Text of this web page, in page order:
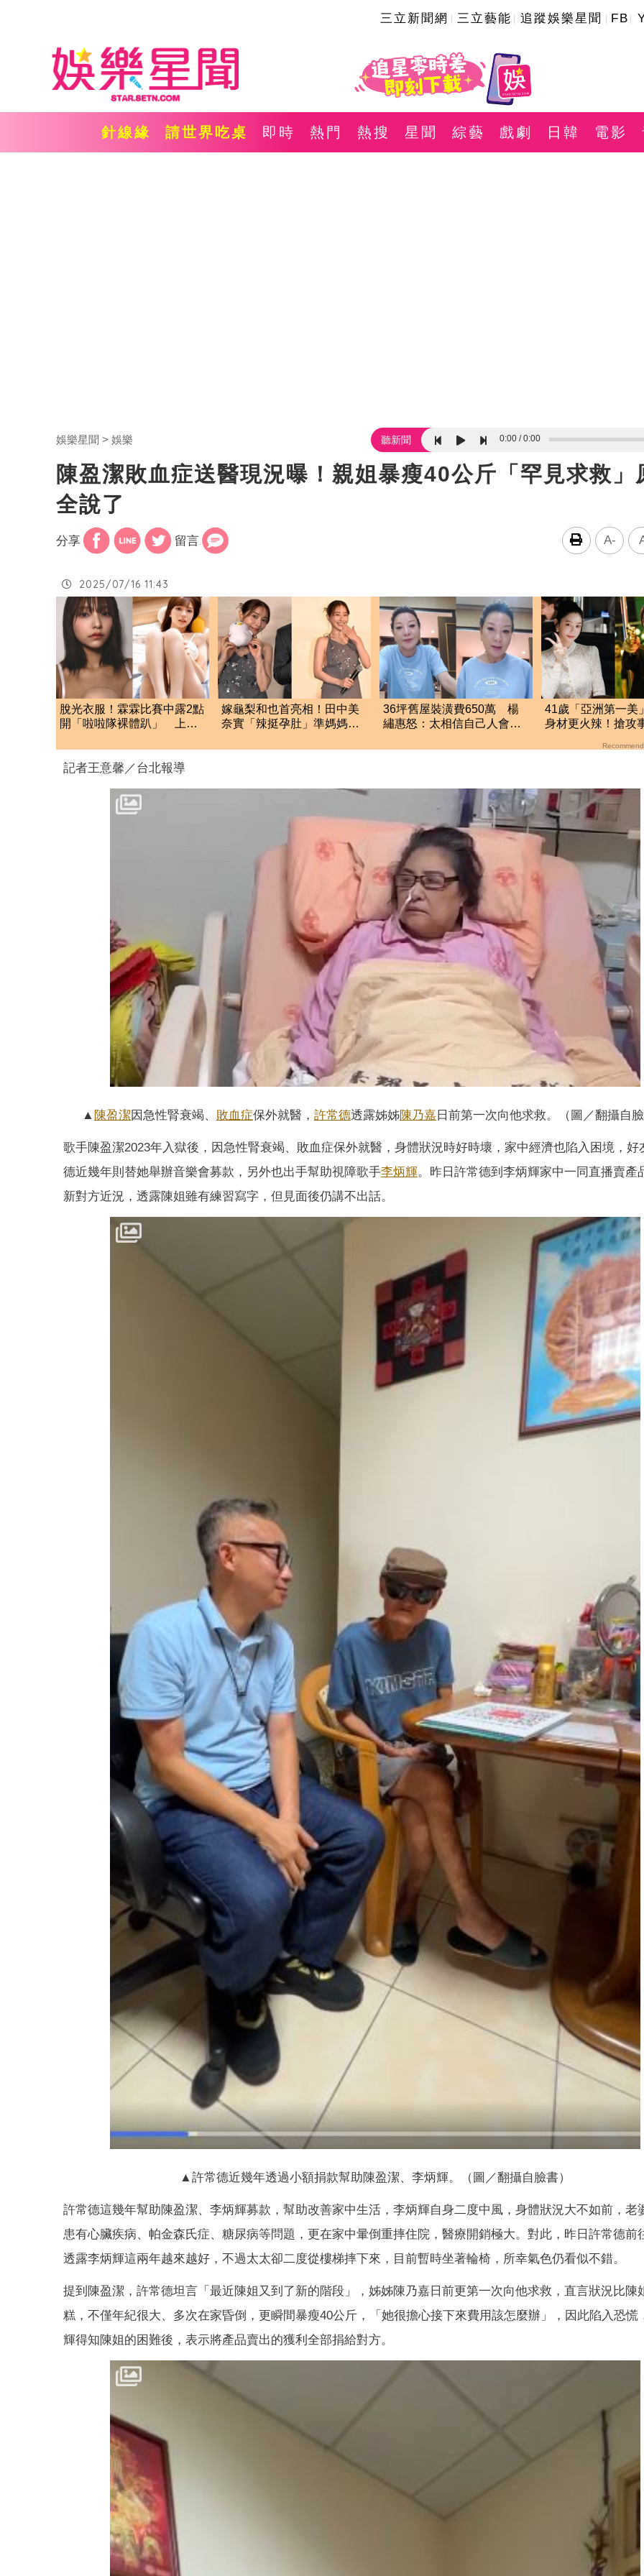
三立新聞網 三立藝能 追蹤娛樂星聞 FB
針線緣 請世界吃桌 即時 熱門 熱搜 星聞 綜藝 戲劇 日韓 電影
娛樂星聞 娛樂 聽新聞 0:00 0:00
陳盈潔敗血症送醫現況曝！親姐暴瘦40公斤「罕見求救」
全說了
分享 留言 A-
2025/07/16 11:43
脫光衣服！霖霖比賽中露2點
開「啦啦隊裸體趴」 上空
嫁龜梨和也首亮相！田中美
奈實「辣挺孕肚」準媽媽被
36坪舊屋裝潢費650萬 楊
繡惠怒：太相信自己人會被
41歲「亞洲第一美
身材更火辣！搶攻
記者王意馨／台北報導
▲ 陳盈潔因急性腎衰竭、 敗血症保外就醫， 許常德透露姊姊陳乃嘉 日前第一次向他求救。（圖／翻攝自
歌手陳盈潔2023年入獄後，因急性腎衰竭、敗血症保外就醫，身體狀況時好時壞，家中經濟也陷入困境，好
德近幾年則替她舉辦音樂會募款，另外也出手幫助視障歌手李炳輝。昨日許常德到李炳輝家中一同直播賣產
新對方近況，透露陳姐雖有練習寫字，但見面後仍講不出話。
▲許常德近幾年透過小額捐款幫助陳盈潔、李炳輝。（圖／翻攝自臉書）
許常德這幾年幫助陳盈潔、李炳輝募款，幫助改善家中生活，李炳輝自身二度中風，身體狀況大不如前，老
患有心臟疾病、帕金森氏症、糖尿病等問題，更在家中暈倒重摔住院，醫療開銷極大。對此，昨日許常德前
透露李炳輝這兩年越來越好，不過太太卻二度從樓梯摔下來，目前暫時坐著輪椅，所幸氣色仍看似不錯。
提到陳盈潔，許常德坦言「最近陳姐又到了新的階段」，姊姊陳乃嘉日前更第一次向他求救，直言狀況比陳
糕，不僅年紀很大、多次在家昏倒，更瞬間暴瘦40公斤，「她很擔心接下來費用該怎麼辦」，因此陷入恐慌
輝得知陳姐的困難後，表示將產品賣出的獲利全部捐給對方。